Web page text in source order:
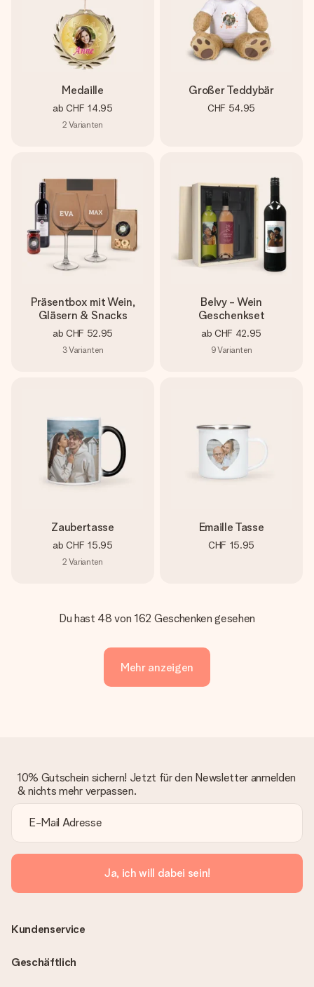
Medaille
ab CHF 14.95
2 Varianten
Großer Teddybär
CHF 54.95
Präsentbox mit Wein,
Gläsern & Snacks
ab CHF 52.95
3Varianten
Belvy - Wein
Geschenkset
ab CHF 42.95
9Varianten
Zaubertasse
ab CHF 15.95
2 Varianten
Emaille Tasse
CHF 15.95
Du hast 48 von 162 Geschenken gesehen
Mehr anzeigen
10% Gutschein sichern! Jetzt für den Newsletter anmelden
& nichts mehr verpassen.
Ja, ich will dabei sein!
Kundenservice
Geschäftlich